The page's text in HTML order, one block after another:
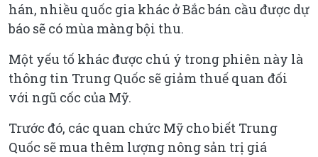
hán, nhiều quốc gia khác ở Bắc bán cầu được dự
báo sẽ có mùa màng bội thu.
Một yếu tố khác được chú ý trong phiên này là
thông tin Trung Quốc sẽ giảm thuế quan đối
với ngũ cốc của Mỹ.
Trước đó, các quan chức Mỹ cho biết Trung
Quốc sẽ mua thêm lượng nông sản trị giá